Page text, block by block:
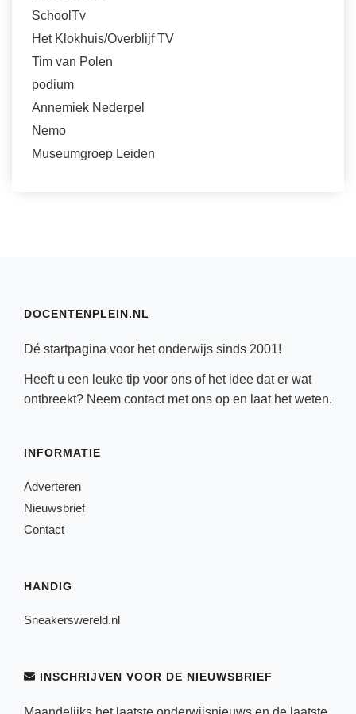
SchoolTv
Het Klokhuis/Overblijf TV
Tim van Polen
podium
Annemiek Nederpel
Nemo
Museumgroep Leiden
DOCENTENPLEIN.NL
Dé startpagina voor het onderwijs sinds 2001!
Heeft u een leuke tip voor ons of het idee dat er wat
ontbreekt? Neem contactmet ons op en laat het weten.
INFORMATIE
Adverteren
Nieuwsbrief
Contact
HANDIG
Sneakerswereld.nl
INSCHRIJVEN VOOR DE NIEUWSBRIEF